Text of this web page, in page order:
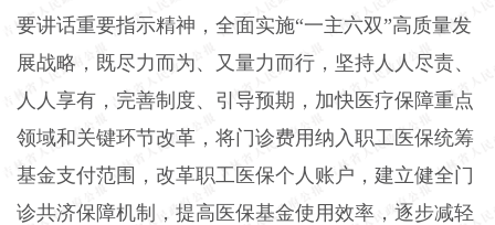
要讲话重要指示精神，全面实施“一主六双”高质量发
展战略，既尽力而为、又量力而行，坚持人人尽责、
人人享有，完善制度、引导预期，加快医疗保障重点
领域和关键环节改革，将门诊费用纳入职工医保统筹
基金支付范围，改革职工医保个人账户，建立健全门
诊共济保障机制，提高医保基金使用效率，逐步减轻